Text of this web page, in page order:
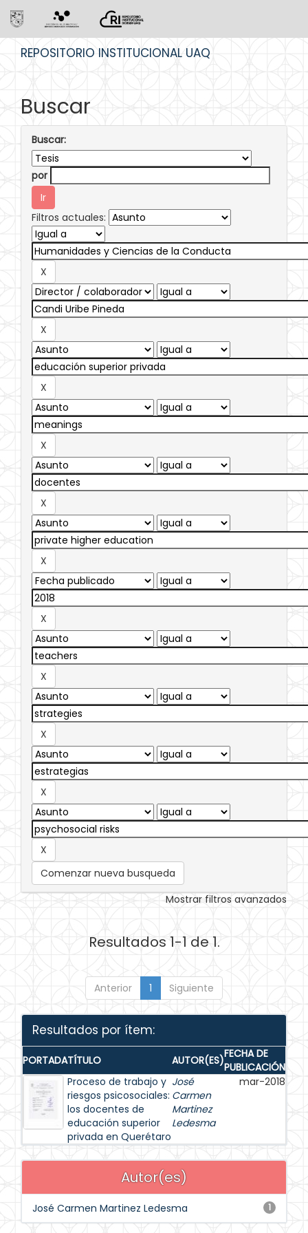
REPOSITORIO INSTITUCIONAL UAQ
Buscar
Buscar:
por
Filtros actuales:
Comenzar nueva busqueda
Mostrar filtros avanzados
Resultados 1-1 de 1.
Anterior 1 Siguiente
Resultados por ítem:
PORTADATÍTULO AUTOR(ES)FECHA DE
PUBLICACIÓN
Proceso de trabajo y
riesgos psicosociales:
los docentes de
educación superior
privada en Querétaro
José
Carmen
Martinez
Ledesma
mar-2018
Autor(es)
1
José Carmen Martinez Ledesma